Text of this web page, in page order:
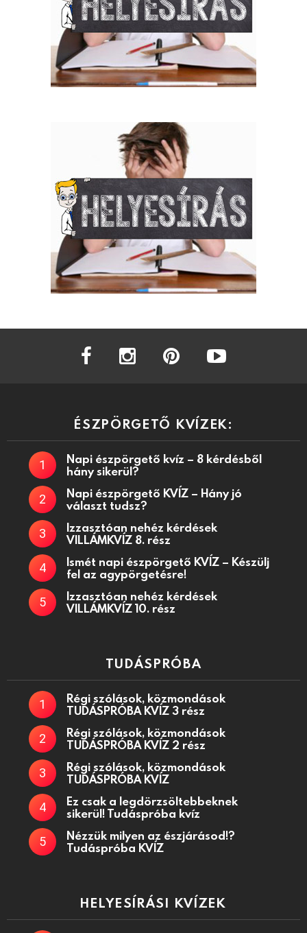
facebook instagram
ÉSZPÖRGETŐ KVÍZEK:
Napi észpörgető kvíz – 8 kérdésből
hány sikerül?
Napi észpörgető KVÍZ – Hány jó
választ tudsz?
Izzasztóan nehéz kérdések
VILLÁMKVÍZ 8. rész
Ismét napi észpörgető KVÍZ – Készülj
fel az agypörgetésre!
Izzasztóan nehéz kérdések
VILLÁMKVÍZ 10. rész
TUDÁSPRÓBA
Régi szólások, közmondások
TUDÁSPRÓBA KVÍZ 3 rész
Régi szólások, közmondások
TUDÁSPRÓBA KVÍZ 2 rész
Régi szólások, közmondások
TUDÁSPRÓBA KVÍZ
Ez csak a legdörzsöltebbeknek
sikerül! Tudáspróba kvíz
Nézzük milyen az észjárásod!?
Tudáspróba KVÍZ
HELYESÍRÁSI KVÍZEK